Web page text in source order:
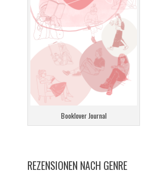
Booklover Journal
REZENSIONEN NACH GENRE